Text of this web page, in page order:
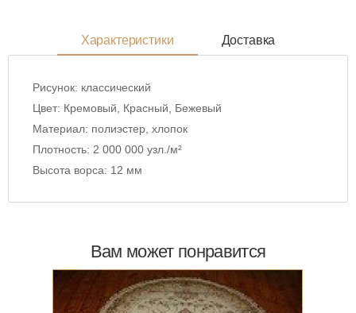
Характеристики Доставка
Рисунок: классический
Цвет: Кремовый, Красный, Бежевый
Материал: полиэстер, хлопок
Плотность: 2 000 000 узл./м²
Высота ворса: 12 мм
Вам может понравится